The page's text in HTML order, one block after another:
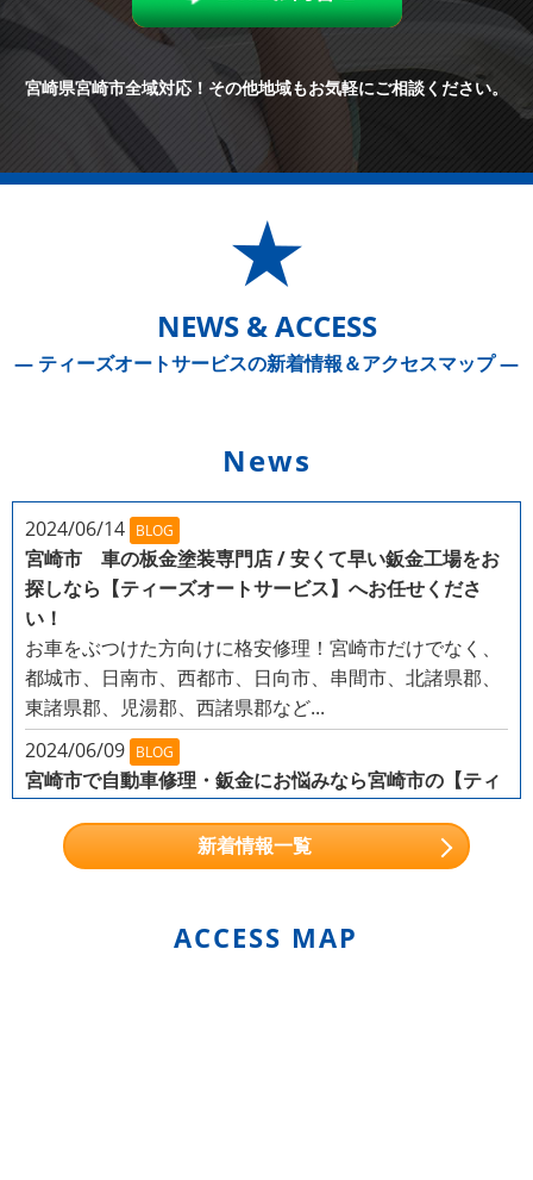
宮崎県宮崎市全域対応！ その他地域もお気軽にご相談ください。
NEWS & ACCESS
― ティーズオートサービスの新着情報＆アクセスマップ ―
News
2024/06/14 BLOG
宮崎市 車の板金塗装専門店 / 安くて早い鈑金工場をお
探しなら【ティーズオートサービス】へお任せくださ
い！
お車をぶつけた方向けに格安修理！宮崎市だけでなく、
都城市、日南市、西都市、日向市、串間市、北諸県郡、
東諸県郡、児湯郡、西諸県郡など...
2024/06/09 BLOG
宮崎市で自動車修理・鈑金にお悩みなら宮崎市の【ティ
こんなお悩みを持つ方から、多くのご依頼を頂いており
ます！
小石が当たったような小さなキズがある
NEWS
新着情報一覧
ACCESS MAP